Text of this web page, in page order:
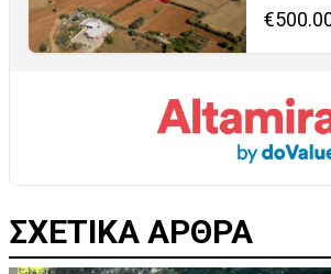
ΣΧΕΤΙΚΑ ΑΡΘΡΑ